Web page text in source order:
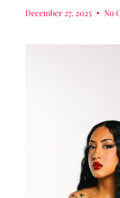
December 27, 2025 No